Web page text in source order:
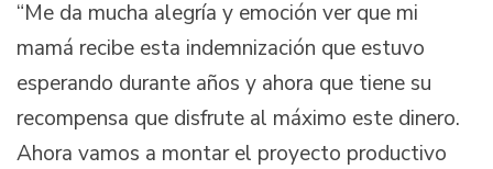
“Me da mucha alegría y emoción ver que mi
mamá recibe esta indemnización que estuvo
esperando durante años y ahora que tiene su
recompensa que disfrute al máximo este dinero.
Ahora vamos a montar el proyecto productivo